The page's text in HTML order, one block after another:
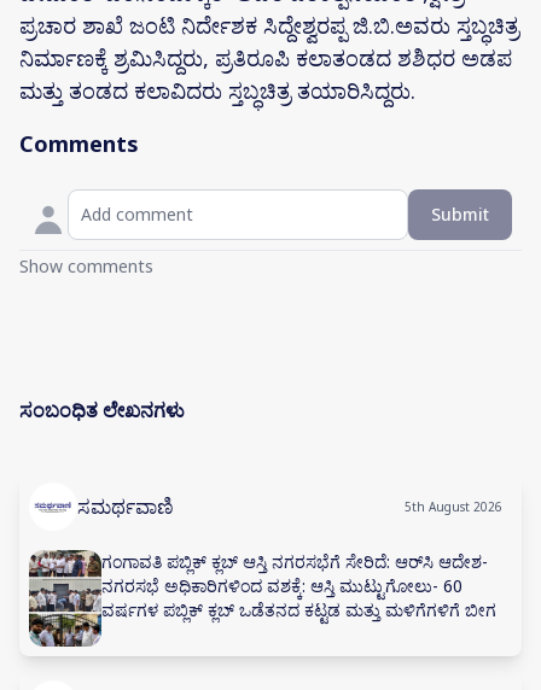
ಪ್ರಚಾರ ಶಾಖೆ ಜಂಟಿ ನಿರ್ದೇಶಕ ಸಿದ್ದೇಶ್ವರಪ್ಪ ಜಿ.ಬಿ.ಅವರು ಸ್ತಬ್ಧಚಿತ್ರ
ನಿರ್ಮಾಣಕ್ಕೆ ಶ್ರಮಿಸಿದ್ದರು, ಪ್ರತಿರೂಪಿ ಕಲಾತಂಡದ ಶಶಿಧರ ಅಡಪ
ಮತ್ತು ತಂಡದ ಕಲಾವಿದರು ಸ್ತಬ್ಧಚಿತ್ರ ತಯಾರಿಸಿದ್ದರು.
Comments
Submit
Show comments
ಸಂಬಂಧಿತ ಲೇಖನಗಳು
ಸಮರ್ಥವಾಣಿ 5th August 2026
ಗಂಗಾವತಿ ಪಬ್ಲಿಕ್ ಕ್ಲಬ್ ಆಸ್ತಿ ನಗರಸಭೆಗೆ ಸೇರಿದೆ: ಆರ್‌ಸಿ ಆದೇಶ-
ನಗರಸಭೆ ಅಧಿಕಾರಿಗಳಿಂದ ವಶಕ್ಕೆ: ಆಸ್ತಿ ಮುಟ್ಟುಗೋಲು- 60
ವರ್ಷಗಳ ಪಬ್ಲಿಕ್ ಕ್ಲಬ್ ಒಡೆತನದ ಕಟ್ಟಡ ಮತ್ತು ಮಳಿಗೆಗಳಿಗೆ ಬೀಗ